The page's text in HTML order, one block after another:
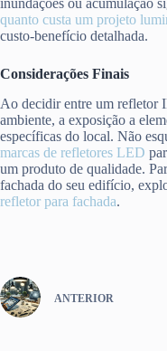
inundações ou acumulação
quanto custa um projeto
custo-benefício detalhada.
Considerações Finais
Ao decidir entre um refletor
ambiente, a exposição a
específicas do local. Não
marcas de refletores LED
um produto de qualidade.
fachada do seu edifício,
refletor para fachada.
ANTERIOR